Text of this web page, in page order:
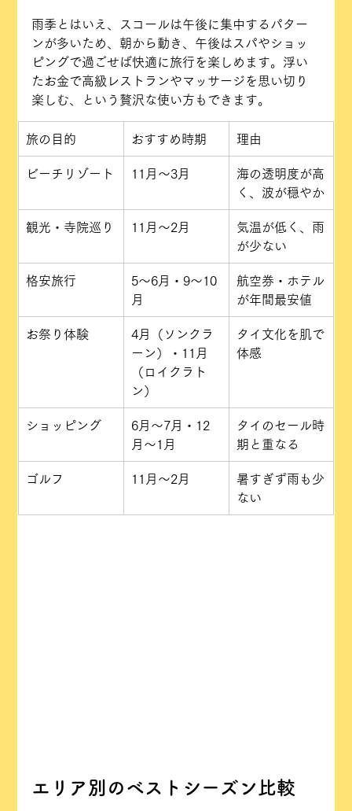
雨季とはいえ、スコールは午後に集中するパター
ンが多いため、朝から動き、午後はスパやショッ
ピングで過ごせば快適に旅行を楽しめます。浮い
たお金で高級レストランやマッサージを思い切り
楽しむ、という贅沢な使い方もできます。
旅の目的 おすすめ時期 理由
ビーチリゾート 11月〜3月
海の透明度が高
く、波が穏やか
観光・寺院巡り 11月〜2月
気温が低く、雨
が少ない
格安旅行
5〜6月・9〜10
月
航空券・ホテル
が年間最安値
お祭り体験
4月（ソンクラ
ーン）・11月
（ロイクラト
ン）
タイ文化を肌で
体感
ショッピング
6月〜7月・12
月〜1月
タイのセール時
期と重なる
ゴルフ 11月〜2月
暑すぎず雨も少
ない
エリア別のベストシーズン比較